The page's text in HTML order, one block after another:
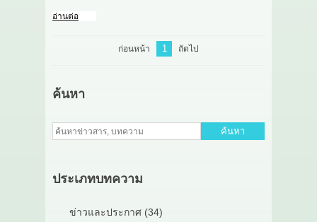
อ่านต่อ
ก่อนหน้า 1 ถัดไป
ค้นหา
ค้นหา
ประเภทบทความ
ข่าวและประกาศ (34)